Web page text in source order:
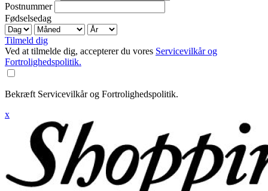
Postnummer
Fødselsedag
Tilmeld dig
Ved at tilmelde dig, accepterer du vores Servicevilkår og
Fortrolighedspolitik.
Bekræft Servicevilkår og Fortrolighedspolitik.
x